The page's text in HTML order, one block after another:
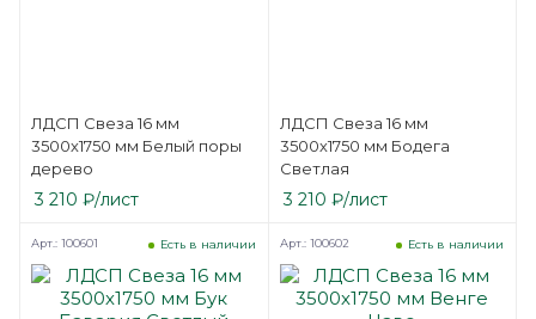
ЛДСП Свеза 16 мм
3500х1750 мм Белый поры
дерево
3 210 ₽/лист
ЛДСП Свеза 16 мм
3500х1750 мм Бодега
Светлая
3 210 ₽/лист
Есть в наличии
Арт.: 100601 Есть в наличии
Арт.: 100602